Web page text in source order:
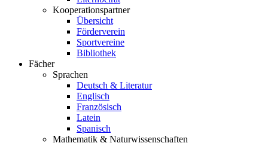
Kooperationspartner
Übersicht
Förderverein
Sportvereine
Bibliothek
Fächer
Sprachen
Deutsch & Literatur
Englisch
Französisch
Latein
Spanisch
Mathematik & Naturwissenschaften